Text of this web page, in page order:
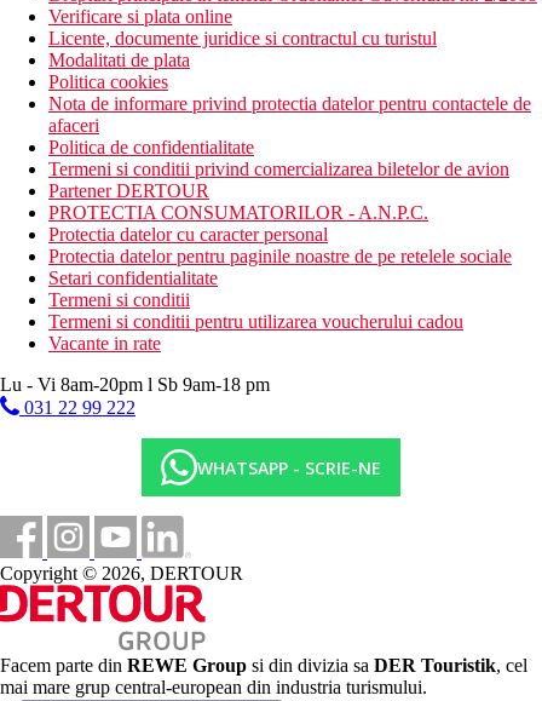
bar pe plaja
Activitati sportive gratuite
fitness
volei pe plaja
terenuri de tenis
Activitati sportive contra cost
bowling
tratamente spa si masaje
sporturi acvatice pe plaja
Mese
All Inclusive:
11.00-23.00, include micul dejun, pranzul si cina sub
forma de bufet sau o selectie din meniu, gustari usoare in
timpul zilei. Cantitate nelimitata de bauturi nealcoolice
imbuteliate si bauturi alcoolice selectate de productie
locala. Puteti desena in locurile si orele specificate de
hotel.
Sfera si calitatea serviciilor si activitatilor enumerate pot fi
antiepidemie in destinatia data.
Din 22.5. restaurantul Café Naseem va fi inchis pana la o noua
notificare.
Categoria oficiala
5 stele
Distanţe
Verificare si plata online
Licente, documente juridice si contractul cu turistul
Modalitati de plata
Politica cookies
Nota de informare privind protectia datelor pentru contactele de
afaceri
Politica de confidentialitate
Termeni si conditii privind comercializarea biletelor de avion
Partener DERTOUR
PROTECTIA CONSUMATORILOR - A.N.P.C.
Protectia datelor cu caracter personal
Protectia datelor pentru paginile noastre de pe retelele sociale
Setari confidentialitate
Termeni si conditii
Termeni si conditii pentru utilizarea voucherului cadou
Vacante in rate
Lu - Vi 8am-20pm l Sb 9am-18 pm
031 22 99 222
WHATSAPP - SCRIE-NE
Copyright © 2026, DERTOUR
Facem parte din REWE Group si din divizia sa DER Touristik, cel
mai mare grup central-european din industria turismului.